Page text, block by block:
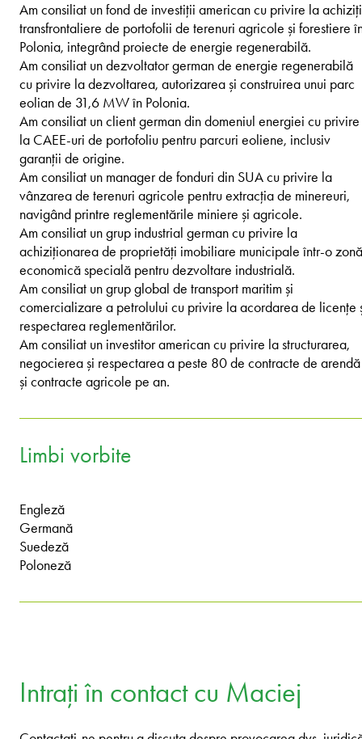
Am consiliat un fond de investiții american cu privire la
transfrontaliere de portofolii de terenuri agricole și forestiere
Polonia, integrând proiecte de energie regenerabilă.
Am consiliat un dezvoltator german de energie regenerabilă
cu privire la dezvoltarea, autorizarea și construirea unui parc
eolian de 31,6 MW în Polonia.
Am consiliat un client german din domeniul energiei cu privire
la CAEE-uri de portofoliu pentru parcuri eoliene, inclusiv
garanții de origine.
Am consiliat un manager de fonduri din SUA cu privire la
vânzarea de terenuri agricole pentru extracția de minereuri,
navigând printre reglementările miniere și agricole.
Am consiliat un grup industrial german cu privire la
achiziționarea de proprietăți imobiliare municipale într-o zonă
economică specială pentru dezvoltare industrială.
Am consiliat un grup global de transport maritim și
comercializare a petrolului cu privire la acordarea de licențe
respectarea reglementărilor.
Am consiliat un investitor american cu privire la structurarea,
negocierea și respectarea a peste 80 de contracte de arendă
și contracte agricole pe an.
Limbi vorbite
Engleză
Germană
Suedeză
Poloneză
Intrați în contact cu Maciej